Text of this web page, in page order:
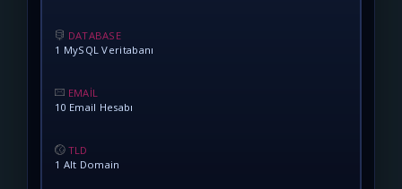
DATABASE
1 MySQL Veritabanı
EMAİL
10 Email Hesabı
TLD
1 Alt Domain